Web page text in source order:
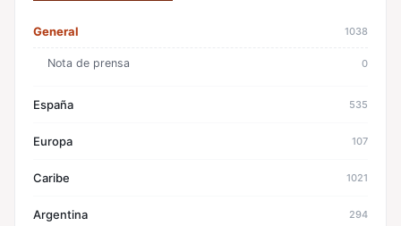
General 1038
Nota de prensa 0
España 535
Europa 107
Caribe 1021
Argentina 294